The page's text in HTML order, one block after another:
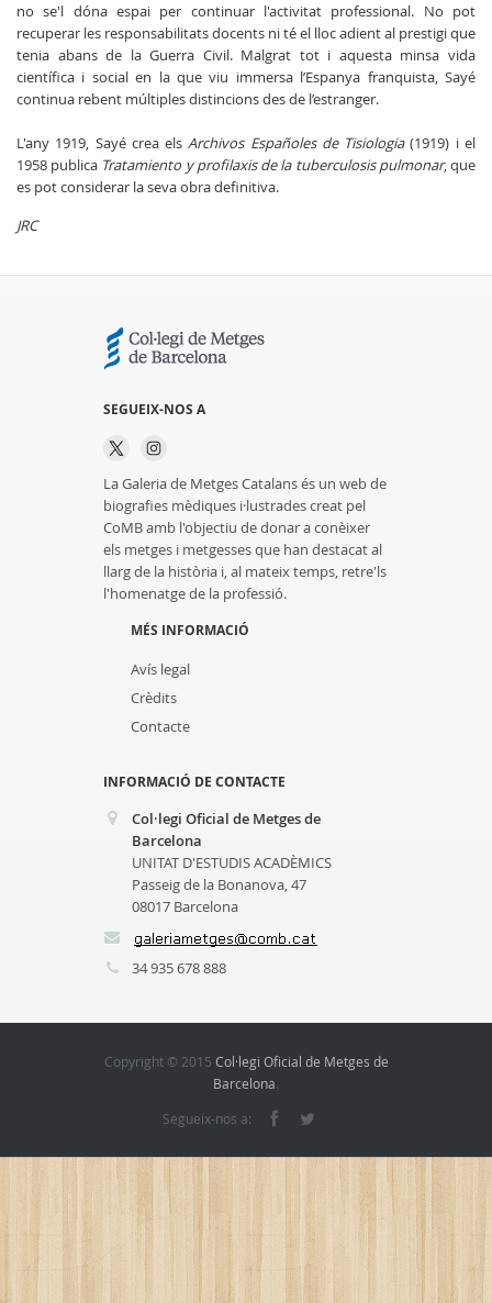
no se'l dóna espai per continuar l'activitat professional. No pot
recuperar les responsabilitats docents ni té el lloc adient al prestigi que
tenia abans de la Guerra Civil. Malgrat tot i aquesta minsa vida
científica i social en la que viu immersa l’Espanya franquista, Sayé
continua rebent múltiples distincions des de l’estranger.
L'any 1919, Sayé crea elsArchivos Españoles de Tisiologia(1919) i el
1958 publica Tratamiento y profilaxis de la tuberculosis pulmonar, que
es pot considerar la seva obra definitiva.
JRC
SEGUEIX-NOS A
La Galeria de Metges Catalans és un web de
biografies mèdiques i·lustrades creat pel
CoMB amb l'objectiu de donar a conèixer
els metges i metgesses que han destacat al
llarg de la història i, al mateix temps, retre'ls
l'homenatge de la professió.
MÉS INFORMACIÓ
Avís legal
Crèdits
Contacte
INFORMACIÓ DE CONTACTE
Col·legi Oficial de Metges de
Barcelona
UNITAT D'ESTUDIS ACADÈMICS
Passeig de la Bonanova, 47
08017 Barcelona
34 935 678 888
Copyright © 2015 Col·legi Oficial de Metges de
Barcelona.
Segueix-nos a: